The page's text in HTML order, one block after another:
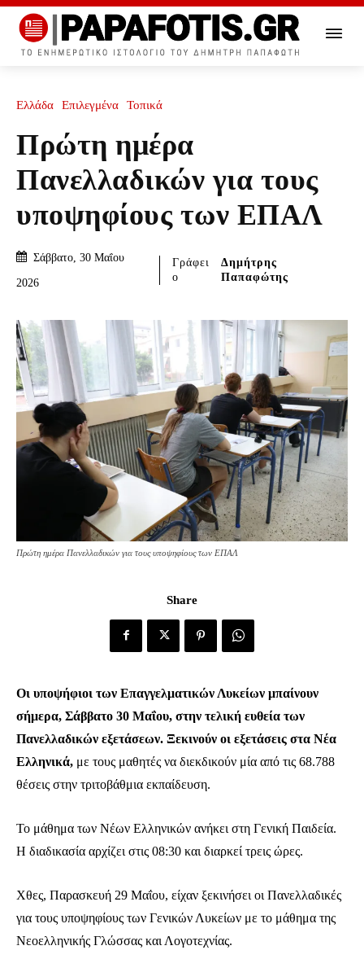
Ελλάδα Επιλεγμένα Τοπικά
Πρώτη ημέρα
Πανελλαδικών για τους
υποψηφίους των ΕΠΑΛ
Σάββατο, 30 Μαΐου
2026
Γράφει
ο
Δημήτρης
Παπαφώτης
Πρώτη ημέρα Πανελλαδικών για τους υποψηφίους των ΕΠΑΛ
Share
Οι υποψήφιοι των Επαγγελματικών Λυκείων μπαίνουν
σήμερα, Σάββατο 30 Μαΐου, στην τελική ευθεία των
Πανελλαδικών εξετάσεων. Ξεκινούν οι εξετάσεις στα Νέα
Ελληνικά, με τους μαθητές να διεκδικούν μία από τις 68.788
θέσεις στην τριτοβάθμια εκπαίδευση.
Το μάθημα των Νέων Ελληνικών ανήκει στη Γενική Παιδεία.
Η διαδικασία αρχίζει στις 08:30 και διαρκεί τρεις ώρες.
Χθες, Παρασκευή 29 Μαΐου, είχαν ξεκινήσει οι Πανελλαδικές
για τους υποψηφίους των Γενικών Λυκείων με το μάθημα της
Νεοελληνικής Γλώσσας και Λογοτεχνίας.